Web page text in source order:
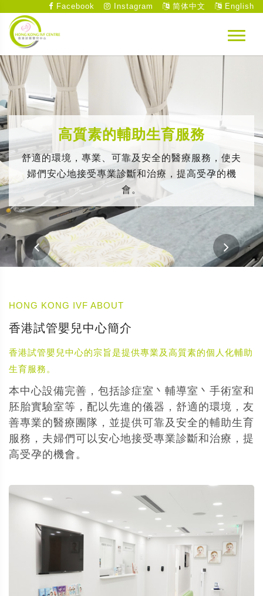
Facebook Instagram 简体中文 English
高質素的輔助生育服務
舒適的環境，專業、可靠及安全的醫療服務，使夫
婦們安心地接受專業診斷和治療，提高受孕的機
會。
HONG KONG IVF ABOUT
香港試管嬰兒中心簡介
香港試管嬰兒中心的宗旨是提供專業及高質素的個人化輔助
生育服務。
本中心設備完善，包括診症室丶輔導室丶手術室和
胚胎實驗室等，配以先進的儀器，舒適的環境，友
善專業的醫療團隊，並提供可靠及安全的輔助生育
服務，夫婦們可以安心地接受專業診斷和治療，提
高受孕的機會。